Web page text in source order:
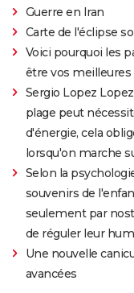
Guerre en Iran
Carte de l'éclipse
Voici pourquoi les
être vos meilleures
Sergio Lopez
plage peut
d'énergie, cela
lorsqu'on marche
Selon la
souvenirs de
seulement par
de réguler leur
Une nouvelle
avancées